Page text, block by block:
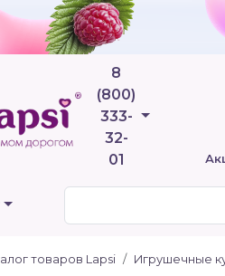
8
(800)
333-
32-
01
Телефоны
товаров Lapsi Игрушечные